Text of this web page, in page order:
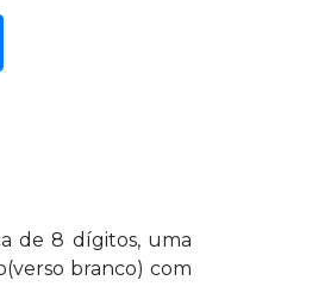
de 8 dígitos, uma
branco) com